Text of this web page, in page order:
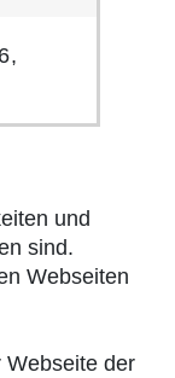
und
sind.
Webseiten
Webseite der